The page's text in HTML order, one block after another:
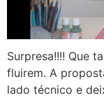
Surpresa!!!! Que
fluirem. A
lado técnico e